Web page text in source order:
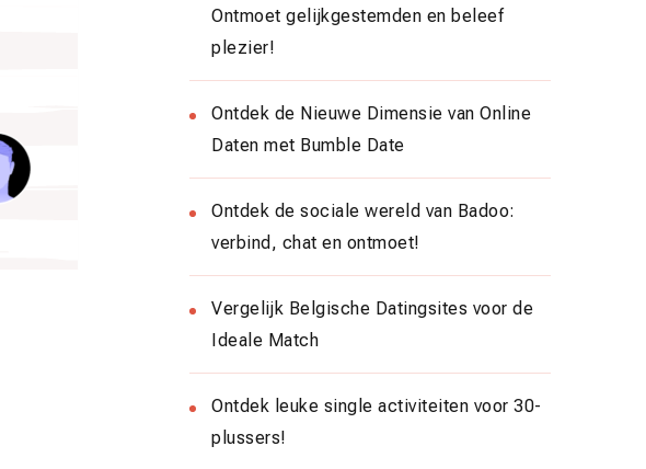
Ontmoet gelijkgestemden en beleef
plezier!
Ontdek de Nieuwe Dimensie van Online
Daten met Bumble Date
Ontdek de sociale wereld van Badoo:
verbind, chat en ontmoet!
Vergelijk Belgische Datingsites voor de
Ideale Match
Ontdek leuke single activiteiten voor 30-
plussers!